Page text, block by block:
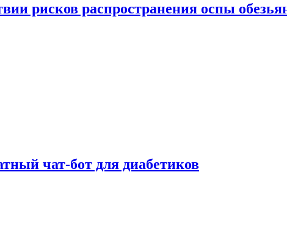
рисков распространения оспы
чат-бот для диабетиков